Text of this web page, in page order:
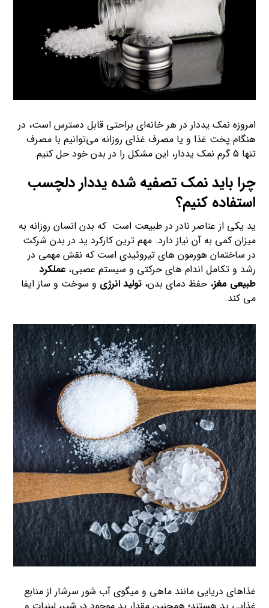
امروزه نمک یددار در هر خانه‌ای براحتی قابل دسترس است، در
هنگام پخت غذا و یا مصرف غذای روزانه می‌توانیم با مصرف
تنها 5 گرم نمک یددار، این مشکل را در بدن خود حل کنیم.
چرا باید نمک تصفیه شده یددار دلچسب
استفاده کنیم؟
ید یکی از عناصر نادر در طبیعت است که بدن انسان روزانه به
میزان کمی به آن نیاز دارد. مهم ترین کارکرد ید در بدن شرکت
در ساختمان هورمون های تیروئیدی است که نقش مهمی در
رشد و تکامل اندام های حرکتی و سیستم عصبی،عملکرد
طبیعی مغز، حفظ دمای بدن،تولید انرژی و سوخت و ساز ایفا
می کند.
غذاهای دریایی مانند ماهی و میگوی آب شور سرشار از منابع